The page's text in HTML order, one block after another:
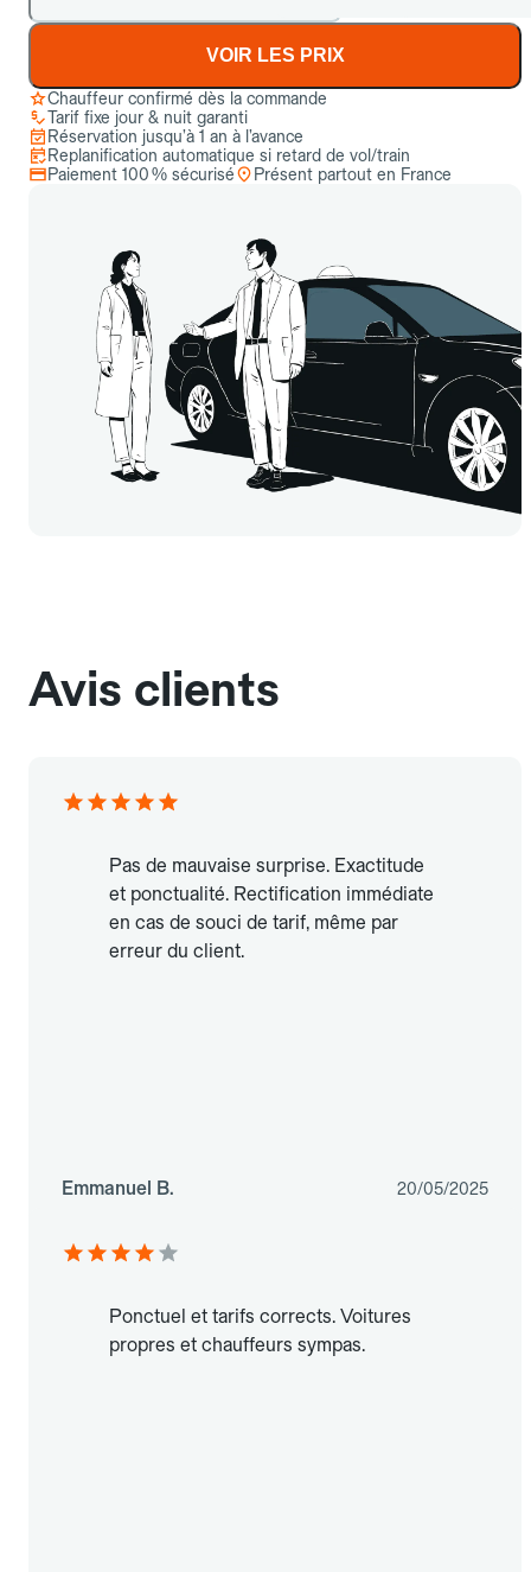
VOIR LES PRIX
Chauffeur confirmé dès la commande
Tarif fixe jour & nuit garanti
Réservation jusqu’à 1 an à l’avance
Replanification automatique si retard de vol/train
Paiement 100 % sécurisé
Présent partout en France
Avis clients
Pas de mauvaise surprise. Exactitude
et ponctualité. Rectification immédiate
en cas de souci de tarif, même par
erreur du client.
Emmanuel B. 20/05/2025
Ponctuel et tarifs corrects. Voitures
propres et chauffeurs sympas.